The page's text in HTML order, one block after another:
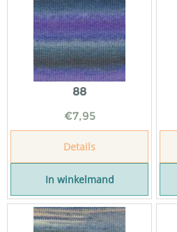
88
€7,95
Details
In winkelmand